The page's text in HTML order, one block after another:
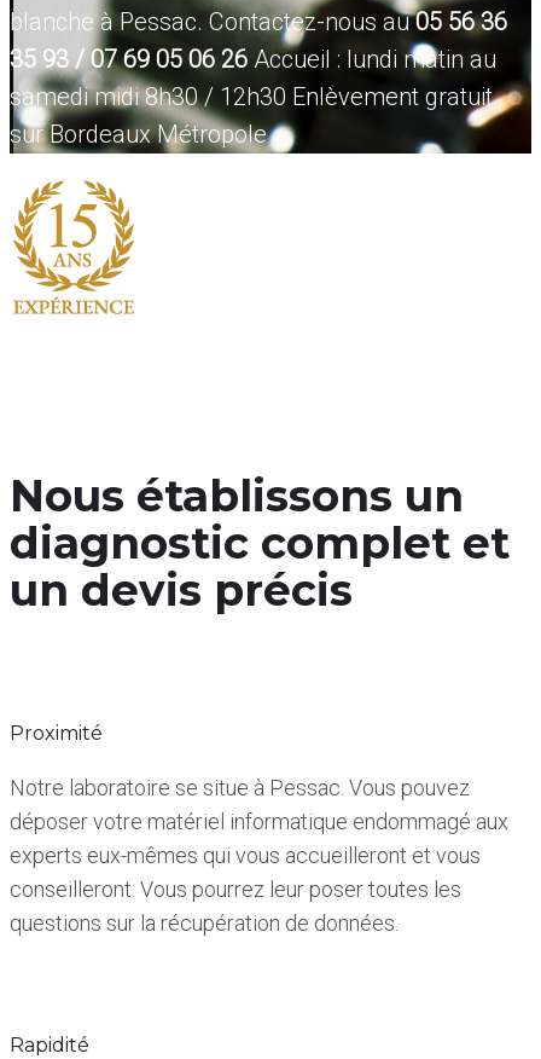
blanche à Pessac. Contactez-nous au05 56 36
35 93 / 07 69 05 06 26 Accueil : lundi matin au
samedi midi 8h30 / 12h30 Enlèvement gratuit
sur Bordeaux Métropole
Nous établissons un
diagnostic complet et
un devis précis
Proximité
Notre laboratoire se situe à Pessac. Vous pouvez
déposer votre matériel informatique endommagé aux
experts eux-mêmes qui vous accueilleront et vous
conseilleront. Vous pourrez leur poser toutes les
questions sur la récupération de données.
Rapidité